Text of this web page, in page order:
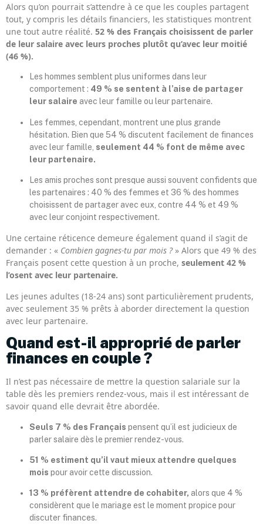
Alors qu’on pourrait s’attendre à ce que les couples partagent
tout, y compris les détails financiers, les statistiques montrent
une tout autre réalité. 52 % des Français choisissent de parler
de leur salaire avec leurs proches plutôt qu’avec leur moitié
(46 %).
Les hommes semblent plus uniformes dans leur
comportement : 49 % se sentent à l’aise de partager
leur salaire avec leur famille ou leur partenaire.
Les femmes, cependant, montrent une plus grande
hésitation. Bien que 54 % discutent facilement de finances
avec leur famille, seulement 44 % font de même avec
leur partenaire.
Les amis proches sont presque aussi souvent confidents que
les partenaires : 40 % des femmes et 36 % des hommes
choisissent de partager avec eux, contre 44 % et 49 %
avec leur conjoint respectivement.
Une certaine réticence demeure également quand il s’agit de
demander : « Combien gagnes-tu par mois ?» Alors que 49 % des
Français posent cette question à un proche, seulement 42 %
l’osent avec leur partenaire.
Les jeunes adultes (18-24 ans) sont particulièrement prudents,
avec seulement 35 % prêts à aborder directement la question
avec leur partenaire.
Quand est-il approprié de parler
finances en couple ?
Il n’est pas nécessaire de mettre la question salariale sur la
table dès les premiers rendez-vous, mais il est intéressant de
savoir quand elle devrait être abordée.
Seuls 7 % des Français pensent qu’il est judicieux de
parler salaire dès le premier rendez-vous.
51 % estiment qu’il vaut mieux attendre quelques
mois pour avoir cette discussion.
13 % préfèrent attendre de cohabiter, alors que 4 %
considèrent que le mariage est le moment propice pour
discuter finances.